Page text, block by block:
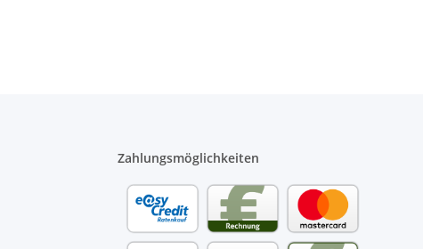
Zahlungsmöglichkeiten